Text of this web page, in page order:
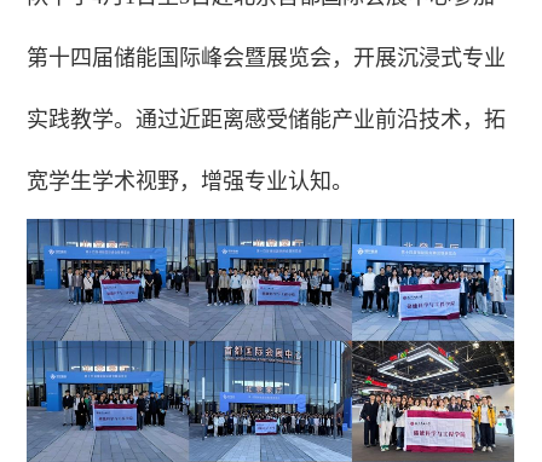
第十四届储能国际峰会暨展览会，开展沉浸式专业
实践教学。通过近距离感受储能产业前沿技术，拓
宽学生学术视野，增强专业认知。